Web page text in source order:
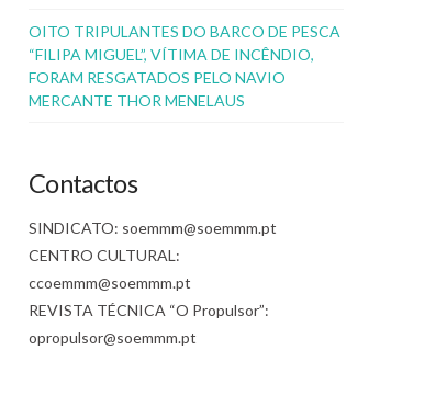
OITO TRIPULANTES DO BARCO DE PESCA
“FILIPA MIGUEL”, VÍTIMA DE INCÊNDIO,
FORAM RESGATADOS PELO NAVIO
MERCANTE THOR MENELAUS
Contactos
SINDICATO: soemmm@soemmm.pt
CENTRO CULTURAL:
ccoemmm@soemmm.pt
REVISTA TÉCNICA “O Propulsor”:
opropulsor@soemmm.pt